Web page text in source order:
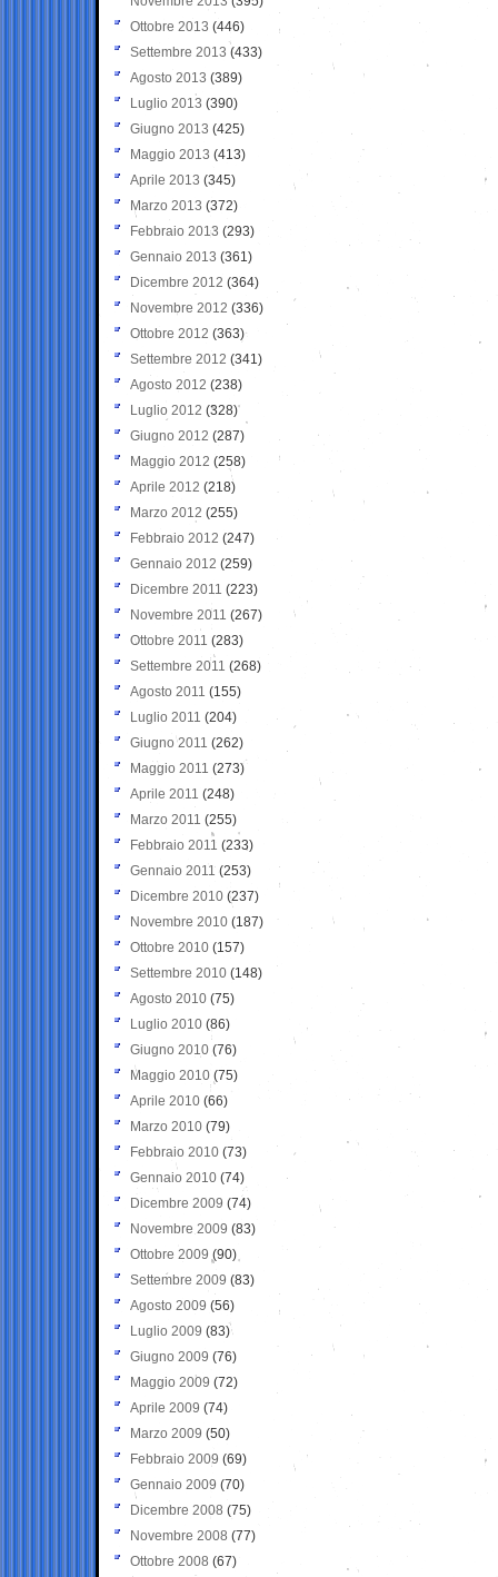
Ottobre 2013 (446)
Settembre 2013 (433)
Agosto 2013 (389)
Luglio 2013 (390)
Giugno 2013 (425)
Maggio 2013 (413)
Aprile 2013 (345)
Marzo 2013 (372)
Febbraio 2013 (293)
Gennaio 2013 (361)
Dicembre 2012 (364)
Novembre 2012 (336)
Ottobre 2012 (363)
Settembre 2012 (341)
Agosto 2012 (238)
Luglio 2012 (328)
Giugno 2012 (287)
Maggio 2012 (258)
Aprile 2012 (218)
Marzo 2012 (255)
Febbraio 2012 (247)
Gennaio 2012 (259)
Dicembre 2011 (223)
Novembre 2011 (267)
Ottobre 2011 (283)
Settembre 2011 (268)
Agosto 2011 (155)
Luglio 2011 (204)
Giugno 2011 (262)
Maggio 2011 (273)
Aprile 2011 (248)
Marzo 2011 (255)
Febbraio 2011 (233)
Gennaio 2011 (253)
Dicembre 2010 (237)
Novembre 2010 (187)
Ottobre 2010 (157)
Settembre 2010 (148)
Agosto 2010 (75)
Luglio 2010 (86)
Giugno 2010 (76)
Maggio 2010 (75)
Aprile 2010 (66)
Marzo 2010 (79)
Febbraio 2010 (73)
Gennaio 2010 (74)
Dicembre 2009 (74)
Novembre 2009 (83)
Ottobre 2009 (90)
Settembre 2009 (83)
Agosto 2009 (56)
Luglio 2009 (83)
Giugno 2009 (76)
Maggio 2009 (72)
Aprile 2009 (74)
Marzo 2009 (50)
Febbraio 2009 (69)
Gennaio 2009 (70)
Dicembre 2008 (75)
Novembre 2008 (77)
Ottobre 2008 (67)